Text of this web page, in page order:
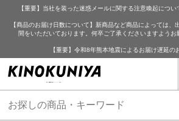
【重要】当社を装った迷惑メールに関する注意喚起につ
【商品のお届け日数について】新商品など商品によっては、
間をいただいております。何卒ご了承くださいますようお
【重要】令和8年熊本地震によるお届け遅延の